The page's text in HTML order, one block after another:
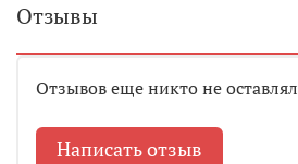
Отзывы
Отзывов еще никто не оставлял
Написать отзыв